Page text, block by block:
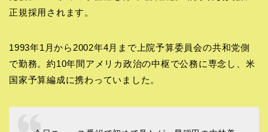
正規採用されます。
1993年1月から2002年4月まで上院予算委員会の共和党側
で勤務。約10年間アメリカ政治の中枢で公務に専念し、米
国家予算編成に携わっていました。